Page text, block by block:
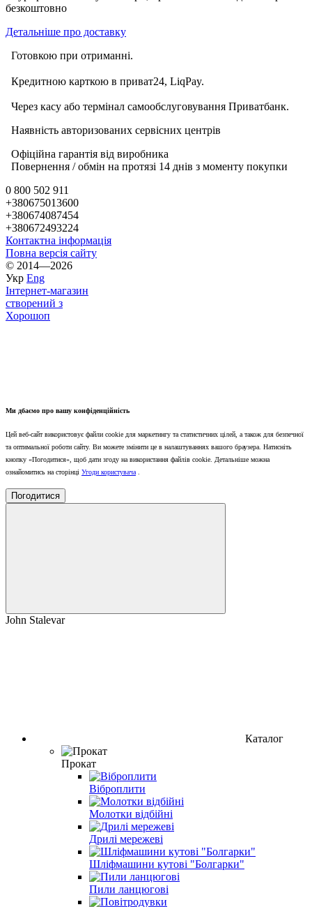
безкоштовно
Детальніше про доставку
Готовкою при отриманні.
Кредитною карткою в приват24, LiqPay.
Через касу або термінал самообслуговування Приватбанк.
Наявність авторизованих сервісних центрів
Офіційна гарантія від виробника
Повернення / обмін на протязі 14 днів з моменту покупки
0 800 502 911
+380675013600
+380674087454
+380672493224
Контактна інформація
Повна версія сайту
© 2014—2026
Укр Eng
Інтернет-магазин
створений з
Хорошоп
Ми дбаємо про вашу конфіденційність
Цей веб-сайт використовує файли cookie для маркетингу та статистичних цілей, а також для безпечної
та оптимальної роботи сайту. Ви можете змінити це в налаштуваннях вашого браузера. Натисніть
кнопку «Погодитися», щоб дати згоду на використання файлів cookie. Детальніше можна
ознайомитись на сторінці Угоди користувача
Погодитися
John Stalevar
Каталог
Прокат
Віброплити
Молотки відбійні
Дрилі мережеві
Шліфмашини кутові "Болгарки"
Пили ланцюгові